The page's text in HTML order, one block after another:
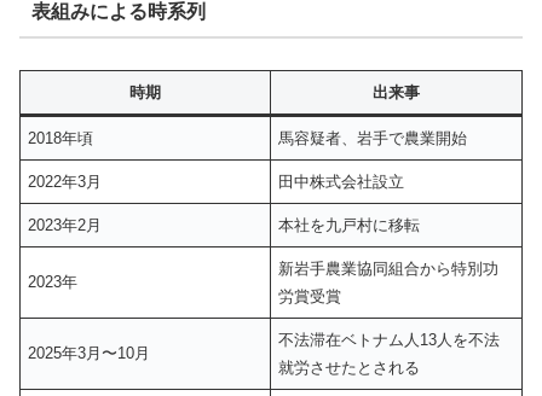
表組みによる時系列
時期 出来事
2018年頃 馬容疑者、岩手で農業開始
2022年3月 田中株式会社設立
2023年2月 本社を九戸村に移転
2023年
新岩手農業協同組合から特別功
労賞受賞
2025年3月〜10月
不法滞在ベトナム人13人を不法
就労させたとされる